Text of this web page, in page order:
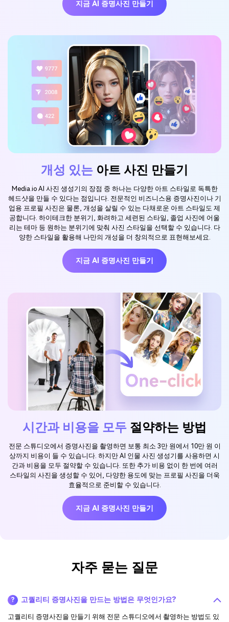
지금 AI 증명사진 만들기
개성 있는 아트 사진 만들기
Media.io AI 사진 생성기의 장점 중 하나는 다양한 아트 스타일로 독특한
헤드샷을 만들 수 있다는 점입니다. 전문적인 비즈니스용 증명사진이나 기
업용 프로필 사진은 물론, 개성을 살릴 수 있는 다채로운 아트 스타일도 제
공합니다. 하이테크한 분위기, 화려하고 세련된 스타일, 졸업 사진에 어울
리는 테마 등 원하는 분위기에 맞춰 사진 스타일을 선택할 수 있습니다. 다
양한 스타일을 활용해 나만의 개성을 더 창의적으로 표현해보세요.
지금 AI 증명사진 만들기
시간과 비용을 모두 절약하는 방법
전문 스튜디오에서 증명사진을 촬영하면 보통 최소 3만 원에서 10만 원 이
상까지 비용이 들 수 있습니다. 하지만 AI 인물 사진 생성기를 사용하면 시
간과 비용을 모두 절약할 수 있습니다. 또한 추가 비용 없이 한 번에 여러
스타일의 사진을 생성할 수 있어, 다양한 용도에 맞는 프로필 사진을 더욱
효율적으로 준비할 수 있습니다.
지금 AI 증명사진 만들기
자주 묻는 질문
? 고퀄리티 증명사진을 만드는 방법은 무엇인가요?
고퀄리티 증명사진을 만들기 위해 전문 스튜디오에서 촬영하는 방법도 있